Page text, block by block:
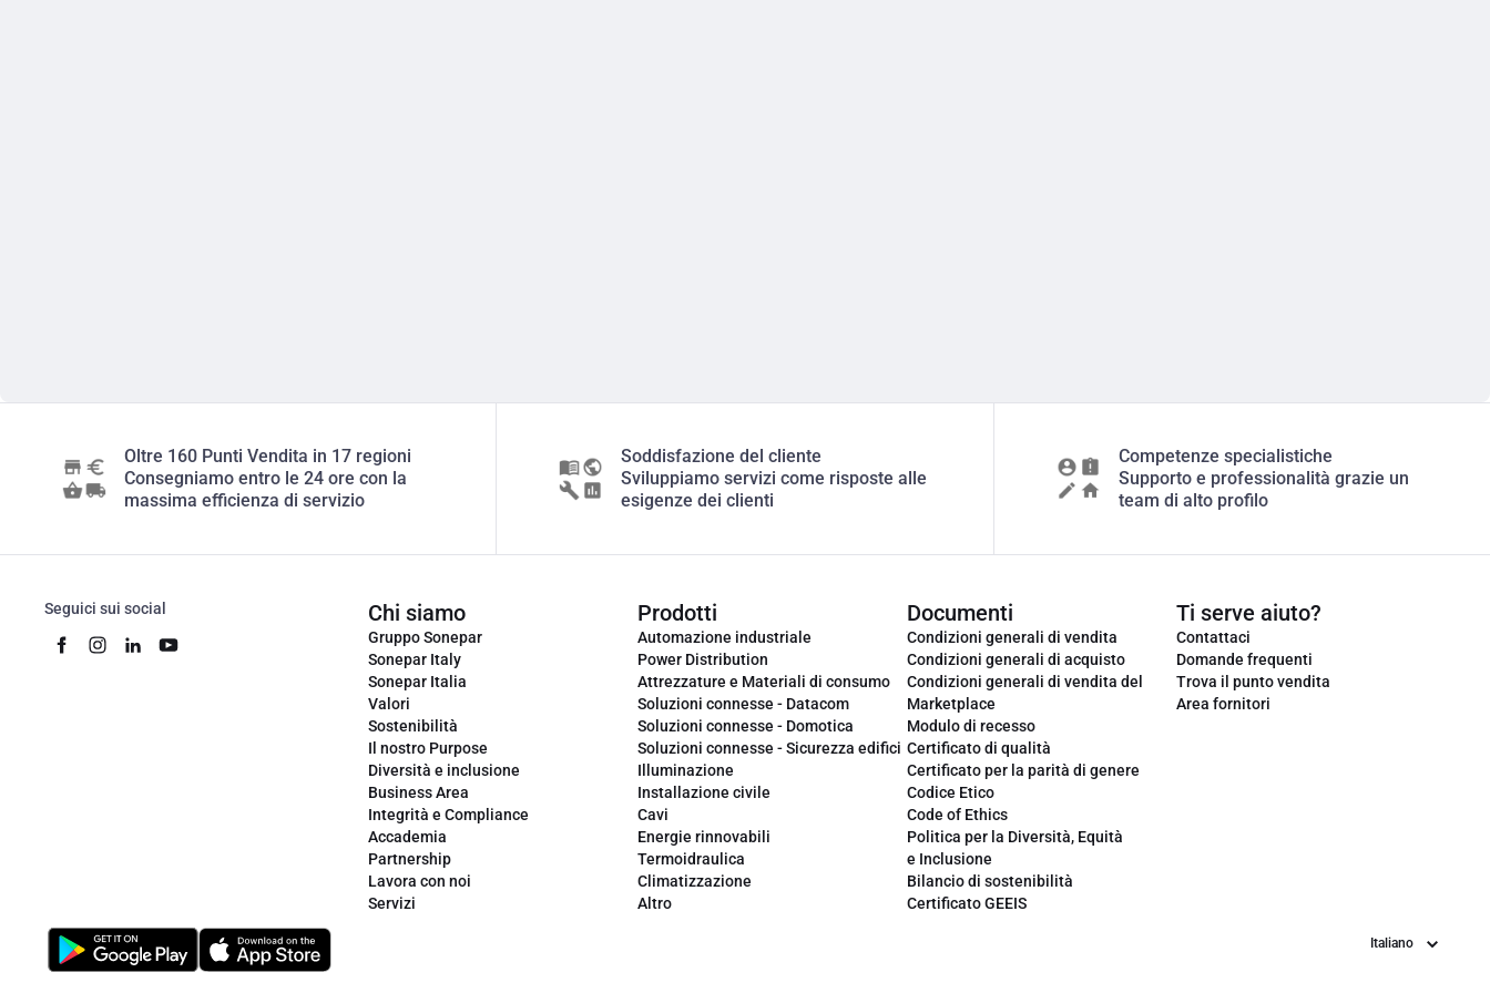
Oltre 160 Punti Vendita in 17 regioni
Consegniamo entro le 24 ore con la
massima efficienza di servizio
Soddisfazione del cliente
Sviluppiamo servizi come risposte alle
esigenze dei clienti
Competenze specialistiche
Supporto e professionalità grazie un
team di alto profilo
Seguici sui social Chi siamo
Gruppo Sonepar
Sonepar Italy
Sonepar Italia
Valori
Sostenibilità
Il nostro Purpose
Diversità e inclusione
Business Area
Integrità e Compliance
Accademia
Partnership
Lavora con noi
Servizi
Prodotti
Automazione industriale
Power Distribution
Attrezzature e Materiali di consumo
Soluzioni connesse - Datacom
Soluzioni connesse - Domotica
Soluzioni connesse - Sicurezza edifici
Illuminazione
Installazione civile
Cavi
Energie rinnovabili
Termoidraulica
Climatizzazione
Altro
Documenti
Condizioni generali di vendita
Condizioni generali di acquisto
Condizioni generali di vendita del
Marketplace
Modulo di recesso
Certificato di qualità
Certificato per la parità di genere
Codice Etico
Code of Ethics
Politica per la Diversità, Equità
e Inclusione
Bilancio di sostenibilità
Certificato GEEIS
Ti serve aiuto?
Contattaci
Domande frequenti
Trova il punto vendita
Area fornitori
Lingua